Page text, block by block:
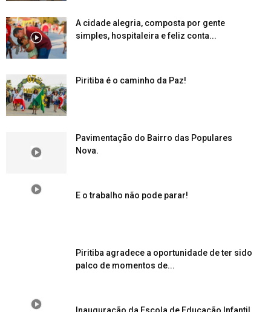
A cidade alegria, composta por gente
simples, hospitaleira e feliz conta...
Piritiba é o caminho da Paz!
Pavimentação do Bairro das Populares
Nova.
E o trabalho não pode parar!
Piritiba agradece a oportunidade de ter sido
palco de momentos de...